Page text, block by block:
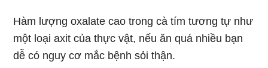
Hàm lượng oxalate cao trong cà tím tương tự như
một loại axit của thực vật, nếu ăn quá nhiều bạn
dễ có nguy cơ mắc bệnh sỏi thận.